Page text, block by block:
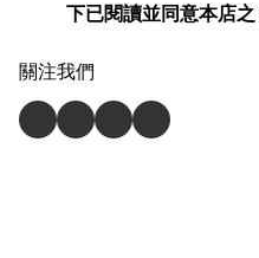
下已閱讀並同意本店之
關注我們